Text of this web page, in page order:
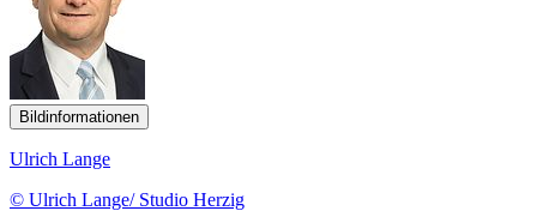
Bildinformationen
Ulrich Lange
© Ulrich Lange/ Studio Herzig